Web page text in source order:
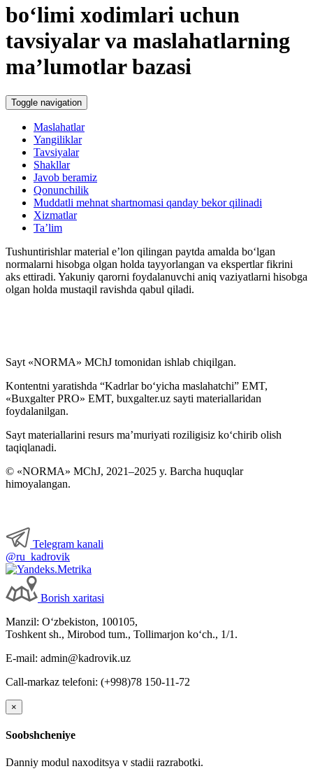
boʻlimi хodimlari uchun
tavsiyalar va maslahatlarning
ma’lumotlar bazasi
Toggle navigation
Maslahatlar
Yangiliklar
Tavsiyalar
Shakllar
Javob beramiz
Qonunchilik
Muddatli mehnat shartnomasi qanday bekor qilinadi
Xizmatlar
Ta’lim
Tushuntirishlar material e’lon qilingan paytda amalda boʻlgan
normalarni hisobga olgan holda tayyorlangan va ekspertlar fikrini
aks ettiradi. Yakuniy qarorni foydalanuvchi aniq vaziyatlarni hisobga
olgan holda mustaqil ravishda qabul qiladi.
Sayt «NORMA» MChJ tomonidan ishlab chiqilgan.
Kontentni yaratishda “Kadrlar boʻyicha maslahatchi” EMT,
«Buxgalter PRO» EMT, buxgalter.uz sayti materiallaridan
foydalanilgan.
Sayt materiallarini resurs ma’muriyati roziligisiz koʻchirib olish
taqiqlanadi.
© «NORMA» MChJ, 2021–2025 y. Barcha huquqlar
himoyalangan.
Telegram kanali
@ru_kadrovik
Borish хaritasi
Manzil: Oʻzbekiston, 100105,
Toshkent sh., Mirobod tum., Tollimarjon koʻch., 1/1.
E-mail: admin@kadrovik.uz
Call-markaz telefoni: (+998)78 150-11-72
×
Soobshcheniye
Danniy modul naхoditsya v stadii razrabotki.